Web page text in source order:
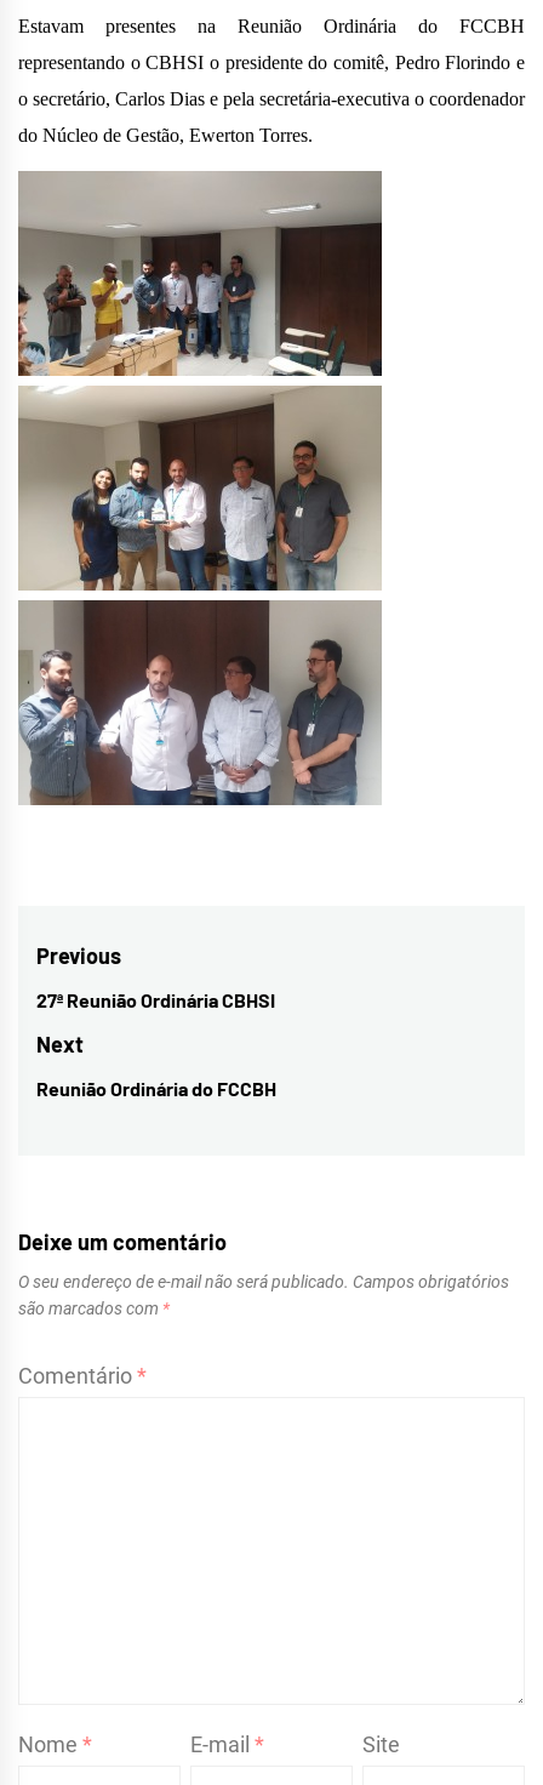
Estavam presentes na Reunião Ordinária do FCCBH
representando o CBHSI o presidente do comitê, Pedro Florindo e
o secretário, Carlos Dias e pela secretária-executiva o coordenador
do Núcleo de Gestão, Ewerton Torres.
Navegação
de
Post
Previous
Previous
post:
27ª Reunião Ordinária CBHSI
Next
Next
Reunião Ordinária do FCCBH
Deixe um comentário
O seu endereço de e-mail não será publicado. Campos obrigatórios
são marcados com *
Comentário*
Nome * E-mail* Site